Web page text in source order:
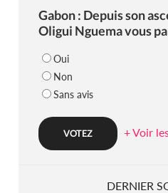
Gabon : Depuis son
Oligui Nguema vous
Oui
Non
Sans avis
+ Voir
DERNIER